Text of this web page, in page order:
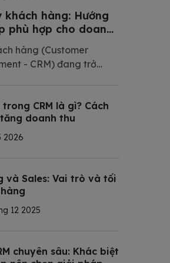
khách hàng: Hướng
phù hợp cho doanh
hàng (Customer
- CRM) đang trở
tổng hợp và phân tích
tốt nhất
CRM là gì? Cách
doanh thu
2026
và Sales: Vai trò và tối
12 2025
chuyên sâu: Khác biệt